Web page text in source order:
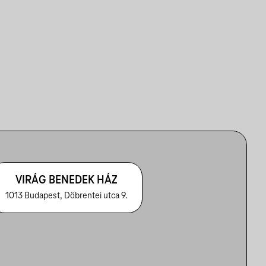
VIRÁG BENEDEK HÁZ
1013 Budapest, Döbrentei utca 9.